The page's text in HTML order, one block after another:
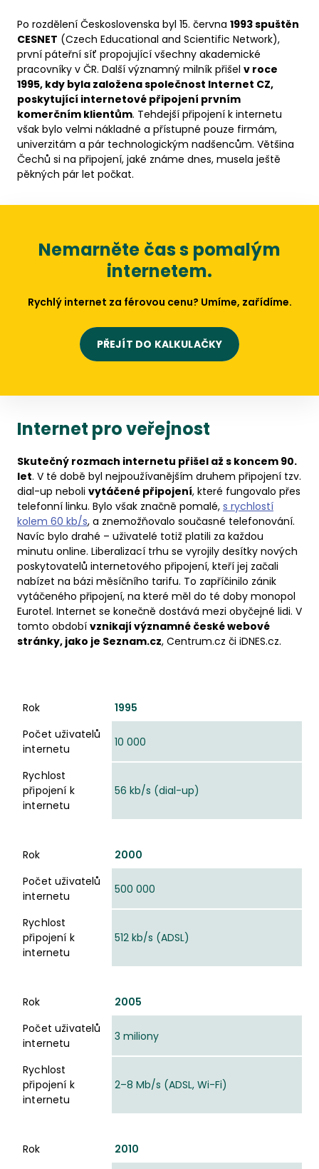
Po rozdělení Československa byl 15. června 1993 spuštěn
CESNET (Czech Educational and Scientific Network),
první páteřní síť propojující všechny akademické
pracovníky v ČR. Další významný milník přišel v roce
1995, kdy byla založena společnost Internet CZ,
poskytující internetové připojení prvním
komerčním klientům. Tehdejší připojení k internetu
však bylo velmi nákladné a přístupné pouze firmám,
univerzitám a pár technologickým nadšencům. Většina
Čechů si na připojení, jaké známe dnes, musela ještě
pěkných pár let počkat.
Nemarněte čas s pomalým
internetem.
Rychlý internet za férovou cenu? Umíme, zařídíme.
PŘEJÍT DO KALKULAČKY
Internet pro veřejnost
Skutečný rozmach internetu přišel až s koncem 90.
let. V té době byl nejpoužívanějším druhem připojení tzv.
dial-up neboli vytáčené připojení, které fungovalo přes
telefonní linku. Bylo však značně pomalé, s rychlostí
kolem 60 kb/s, a znemožňovalo současné telefonování.
Navíc bylo drahé – uživatelé totiž platili za každou
minutu online. Liberalizací trhu se vyrojily desítky nových
poskytovatelů internetového připojení, kteří jej začali
nabízet na bázi měsíčního tarifu. To zapříčinilo zánik
vytáčeného připojení, na které měl do té doby monopol
Eurotel. Internet se konečně dostává mezi obyčejné lidi. V
tomto období vznikají významné české webové
stránky, jako je Seznam.cz, Centrum.cz či iDNES.cz.
Rok
1995
Počet uživatelů
internetu
10 000
Rychlost
připojení k
internetu
56 kb/s (dial-up)
Rok
2000
Počet uživatelů
internetu
500 000
Rychlost
připojení k
internetu
512 kb/s (ADSL)
Rok
2005
Počet uživatelů
internetu
3 miliony
Rychlost
připojení k
internetu
2–8 Mb/s (ADSL, Wi-Fi)
Rok
2010